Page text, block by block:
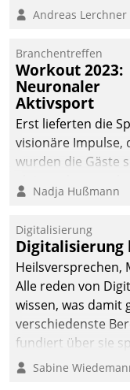
Andreas Lerchner
Branchentreffen
Workout 2023:
Neuronaler
Aktivsport
Erst lieferten die
visionäre Impulse,
wurden die Gäste
methodisch
Quartier.
zeigte Datatrain,
Neues zu bieten
Nadja Hußmann
Digitalisierung
Digitalisierung
Heilsversprechen,
Alle reden von
wissen, was damit
verschiedenste
fundiert über sie
klären. Ein Aspekt
Sabine